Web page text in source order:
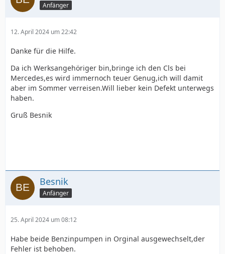
Anfänger
12. April 2024 um 22:42
Danke für die Hilfe.
Da ich Werksangehöriger bin,bringe ich den Cls bei
Mercedes,es wird immernoch teuer Genug,ich will damit
aber im Sommer verreisen.Will lieber kein Defekt unterwegs
haben.
Gruß Besnik
Besnik
Anfänger
25. April 2024 um 08:12
Habe beide Benzinpumpen in Orginal ausgewechselt,der
Fehler ist behoben.